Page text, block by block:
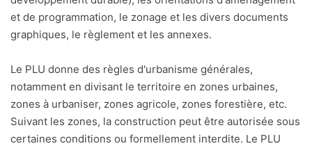
et de programmation, le zonage et les divers documents
graphiques, le règlement et les annexes.
Le PLU donne des règles d'urbanisme générales,
notamment en divisant le territoire en zones urbaines,
zones à urbaniser, zones agricole, zones forestière, etc.
Suivant les zones, la construction peut être autorisée sous
certaines conditions ou formellement interdite. Le PLU